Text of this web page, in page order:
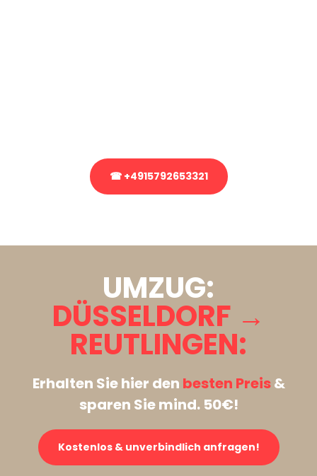
☎ +4915792653321
UMZUG:
DÜSSELDORF →
REUTLINGEN:
Erhalten Sie hier den besten Preis&
sparen Sie mind. 50€!
Kostenlos & unverbindlich anfragen!